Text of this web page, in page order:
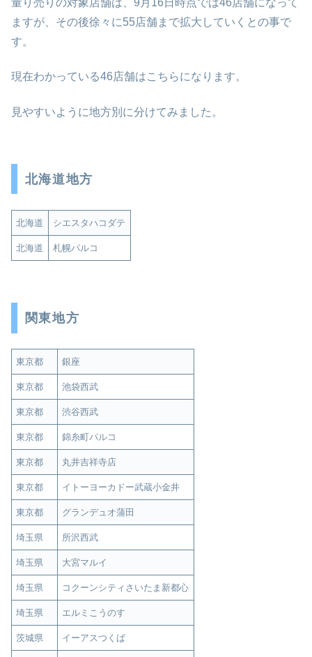
量り売りの対象店舗は、9月16日時点では46店舗になって
ますが、その後徐々に55店舗まで拡大していくとの事で
す。
現在わかっている46店舗はこちらになります。
見やすいように地方別に分けてみました。
北海道地方
北海道 シエスタハコダテ
北海道 札幌パルコ
関東地方
東京都 銀座
東京都 池袋西武
東京都 渋谷西武
東京都 錦糸町パルコ
東京都 丸井吉祥寺店
東京都 イトーヨーカドー武蔵小金井
東京都 グランデュオ蒲田
埼玉県 所沢西武
埼玉県 大宮マルイ
埼玉県 コクーンシティさいたま新都心
埼玉県 エルミこうのす
茨城県 イーアスつくば